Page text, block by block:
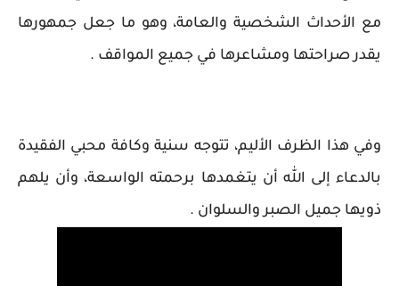
مع الأحداث الشخصية والعامة، وهو ما جعل جمهورها
يقدر صراحتها ومشاعرها في جميع المواقف .
وفي هذا الظرف الأليم، تتوجه سنية وكافة محبي الفقيدة
بالدعاء إلى الله أن يتغمدها برحمته الواسعة، وأن يلهم
ذويها جميل الصبر والسلوان .